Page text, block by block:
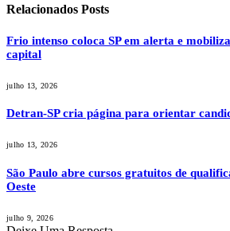
Relacionados Posts
Frio intenso coloca SP em alerta e
capital
julho 13, 2026
Detran-SP cria página para orientar
julho 13, 2026
São Paulo abre cursos gratuitos de
Oeste
julho 9, 2026